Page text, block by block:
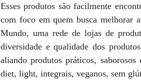
Esses produtos são facilmente
com foco em quem busca melhorar
Mundo, uma rede de lojas de
diversidade e qualidade dos
aliando produtos práticos,
diet, light, integrais, veganos, sem